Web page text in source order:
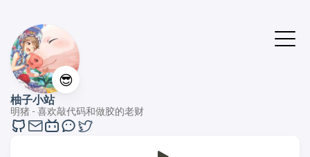
😎
柚子小站
明猪 - 喜欢敲代码和做胶的老财